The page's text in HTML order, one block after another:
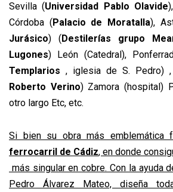
Sevilla (Universidad Pablo Olavide
Córdoba ( Palacio de Moratalla),
Jurásico) ( Destilerías grupo
Lugones) León (Catedral),
Templarios , iglesia de S. Pedro) ,
Roberto Verino) Zamora (hospital)
otro largo Etc, etc.
Si bien su obra más emblemática
ferrocarril de Cádiz, en donde
más singular en cobre. Con la ayuda
Pedro Álvarez Mateo, diseña